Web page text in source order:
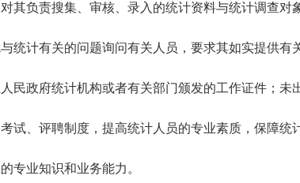
负责搜集、审核、录入的统计资料与统计调查对
统计有关的问题询问有关人员，要求其如实提供有
政府统计机构或者有关部门颁发的工作证件；未
试、评聘制度，提高统计人员的专业素质，保障统
业知识和业务能力。